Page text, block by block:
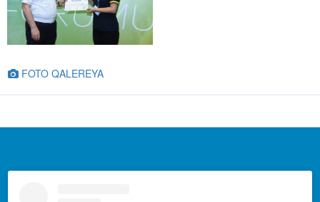
 FOTO QALEREYA